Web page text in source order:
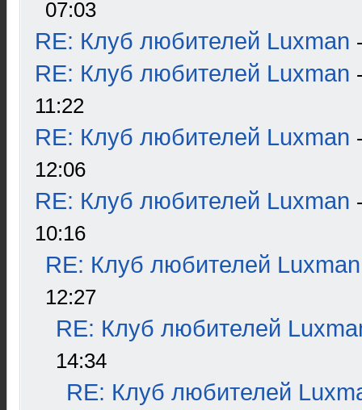
07:03
RE: Клуб любителей Luxman
RE: Клуб любителей Luxman
11:22
RE: Клуб любителей Luxman
12:06
RE: Клуб любителей Luxman
10:16
RE: Клуб любителей Luxman
12:27
RE: Клуб любителей
14:34
RE: Клуб любителей